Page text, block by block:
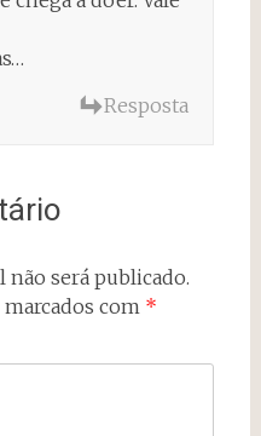
Resposta
não será publicado.
com *